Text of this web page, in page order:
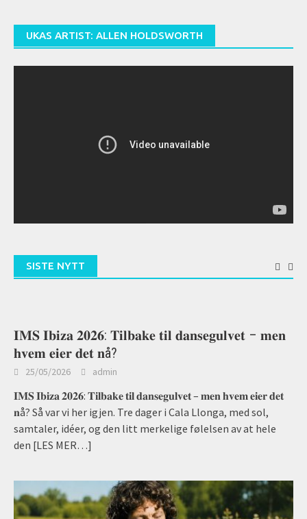
UKAS ARTIST: ALLEN HOLDSWORTH
SISTE NYTT
𝐈𝐌𝐒 𝐈𝐛𝐢𝐳𝐚 𝟐𝟎𝟐𝟔: 𝐓𝐢𝐥𝐛𝐚𝐤𝐞 𝐭𝐢𝐥 𝐝𝐚𝐧𝐬𝐞𝐠𝐮𝐥𝐯𝐞𝐭 – 𝐦𝐞𝐧
𝐡𝐯𝐞𝐦 𝐞𝐢𝐞𝐫 𝐝𝐞𝐭 𝐧å?
25/05/2026 admin
𝐈𝐌𝐒 𝐈𝐛𝐢𝐳𝐚 𝟐𝟎𝟐𝟔: 𝐓𝐢𝐥𝐛𝐚𝐤𝐞 𝐭𝐢𝐥 𝐝𝐚𝐧𝐬𝐞𝐠𝐮𝐥𝐯𝐞𝐭 – 𝐦𝐞𝐧 𝐡𝐯𝐞𝐦 𝐞𝐢𝐞𝐫 𝐝𝐞𝐭
𝐧å? Så var vi her igjen. Tre dager i Cala Llonga, med sol,
samtaler, idéer, og den litt merkelige følelsen av at hele
den [LES MER…]